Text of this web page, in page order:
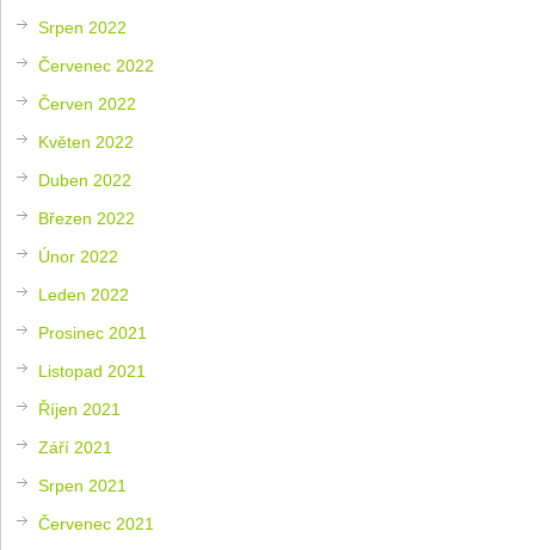
Srpen 2022
Červenec 2022
Červen 2022
Květen 2022
Duben 2022
Březen 2022
Únor 2022
Leden 2022
Prosinec 2021
Listopad 2021
Říjen 2021
Září 2021
Srpen 2021
Červenec 2021